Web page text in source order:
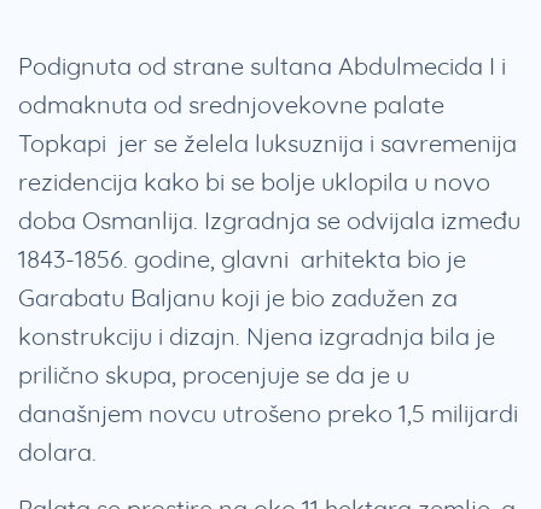
Podignuta od strane sultana Abdulmecida I i
odmaknuta od srednjovekovne palate
Topkapi jer se želela luksuznija i savremenija
rezidencija kako bi se bolje uklopila u novo
doba Osmanlija. Izgradnja se odvijala između
1843-1856. godine, glavni arhitekta bio je
Garabatu Baljanu koji je bio zadužen za
konstrukciju i dizajn. Njena izgradnja bila je
prilično skupa, procenjuje se da je u
današnjem novcu utrošeno preko 1,5 milijardi
dolara.